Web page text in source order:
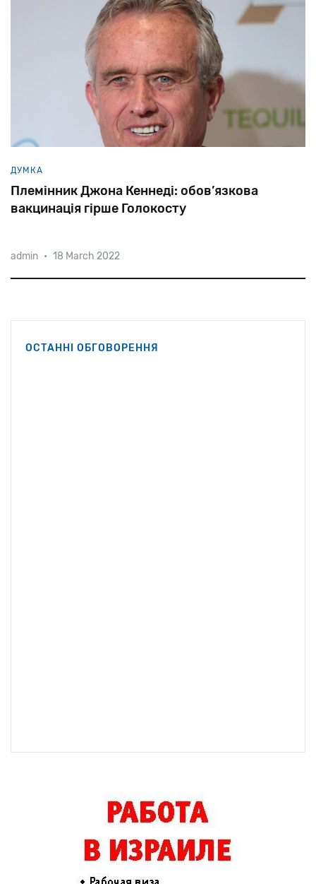
ДУМКА
Племінник Джона Кеннеді: обов’язкова
вакцинація гірше Голокосту
«Навіть у гітлерівській Німеччині можна було
перетнути Альпи і потрапити у Швейцарію, можна
admin • 18 March 2022
ОСТАННІ ОБГОВОРЕННЯ